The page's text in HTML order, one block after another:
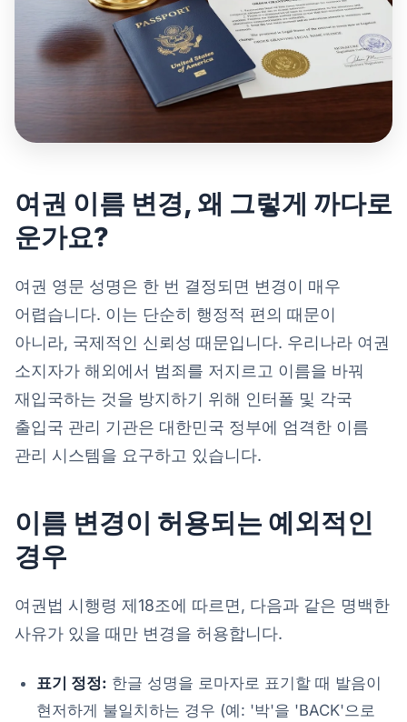
여권 이름 변경, 왜 그렇게 까다로
운가요?
여권 영문 성명은 한 번 결정되면 변경이 매우
어렵습니다. 이는 단순히 행정적 편의 때문이
아니라, 국제적인 신뢰성 때문입니다. 우리나라 여권
소지자가 해외에서 범죄를 저지르고 이름을 바꿔
재입국하는 것을 방지하기 위해 인터폴 및 각국
출입국 관리 기관은 대한민국 정부에 엄격한 이름
관리 시스템을 요구하고 있습니다.
이름 변경이 허용되는 예외적인
경우
여권법 시행령 제18조에 따르면, 다음과 같은 명백한
사유가 있을 때만 변경을 허용합니다.
표기 정정: 한글 성명을 로마자로 표기할 때 발음이
현저하게 불일치하는 경우 (예: '박'을 'BACK'으로